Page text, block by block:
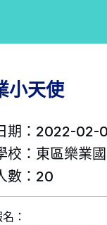
小天使
期：2022-02-
校：東區樂業
數：20
：